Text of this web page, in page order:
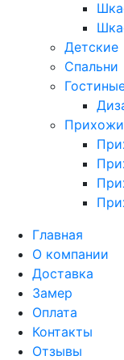
Детские
Спальни
Главная
О компании
Доставка
Замер
Оплата
Контакты
Отзывы